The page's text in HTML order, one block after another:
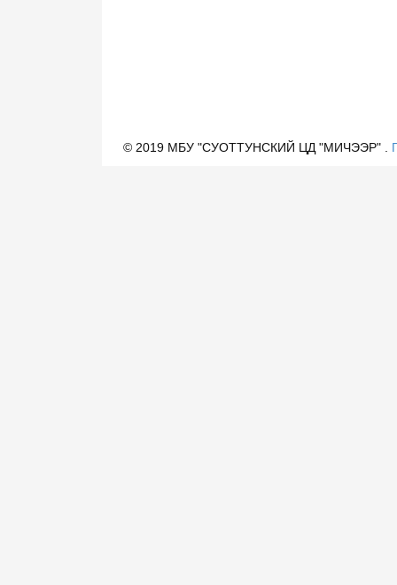
© 2019 МБУ "СУОТТУНСКИЙ ЦД "МИЧЭЭР" .